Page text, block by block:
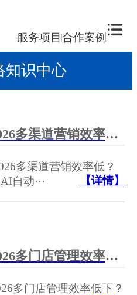
服务项目 合作案例
知识中心
2026多渠道营销效率低？让AI自动化优化，实现全平台流量增长
多渠道营销效率低？
自动···
【详情】
2026多门店管理效率低下？用GEO动态语义引擎实现区域搜索霸屏——六家优选服务商深度评测
多门店管理效率低下？